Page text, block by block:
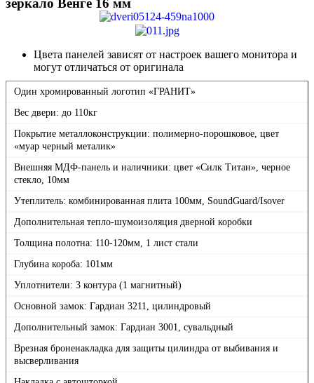
зеркало Венге 16 мм
Цвета панелей зависят от настроек вашего монитора и
могут отличаться от оригинала
Один хромированный логотип «ГРАНИТ»
Вес двери: до 110кг
Покрытие металлоконструкции: полимерно-порошковое, цвет
«муар черный металик»
Внешняя МДФ-панель и наличники: цвет «Силк Титан», черное
стекло, 10мм
Утеплитель: комбинированная плита 100мм, SoundGuard/Isover
Дополнительная тепло-шумоизоляция дверной коробки
Толщина полотна: 110-120мм, 1 лист стали
Глубина короба: 101мм
Уплотнители: 3 контура (1 магнитный)
Основной замок: Гардиан 3211, цилиндровый
Дополнительный замок: Гардиан 3001, сувальдный
Врезная броненакладка для защиты цилиндра от выбивания и
высверливания